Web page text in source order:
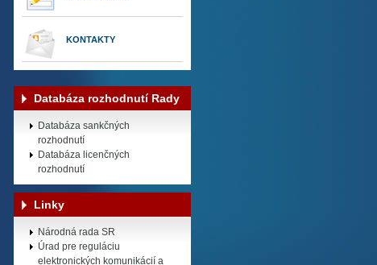
KONTAKTY
Databáza rozhodnutí Rady
Databáza sankčných
rozhodnutí
Databáza licenčných
rozhodnutí
Linky
Národná rada SR
Úrad pre reguláciu
elektronických komunikácií a